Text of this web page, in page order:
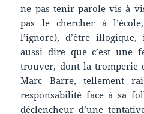
ne pas tenir parole vis à
pas le chercher à
l’ignore), d’être
aussi dire que c’est une
trouver, dont la tromperie
Marc Barre, tellement
responsabilité face à sa
déclencheur d’une